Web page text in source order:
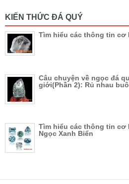
KIẾN THỨC ĐÁ QUÝ
Tìm hiểu các thông tin cơ
Câu chuyện về ngọc đá
giới(Phần 2): Rủ nhau
Tìm hiểu các thông tin cơ
Ngọc Xanh Biển